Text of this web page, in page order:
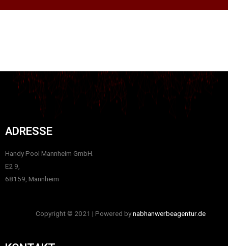
ADRESSE
Handy Pool Mannheim GmbH.
E2 9,
68159, Mannheim
Copyright © 2021 | Powered bynabhanwerbeagentur.de